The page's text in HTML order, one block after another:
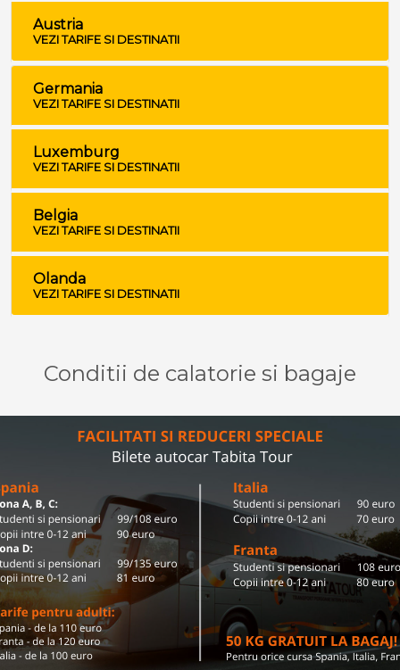
Austria
VEZI TARIFE SI DESTINATII
Germania
VEZI TARIFE SI DESTINATII
Luxemburg
VEZI TARIFE SI DESTINATII
Belgia
VEZI TARIFE SI DESTINATII
Olanda
VEZI TARIFE SI DESTINATII
Conditii de calatorie si bagaje